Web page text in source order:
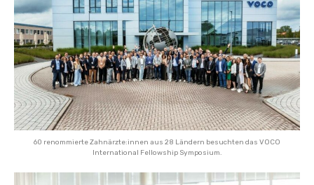
60 renommierte Zahnärzte:innen aus 28 Ländern besuchten das VOCO
International Fellowship Symposium.